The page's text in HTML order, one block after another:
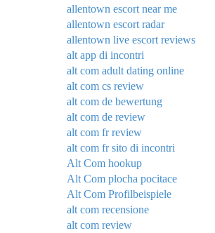
allentown escort near me
allentown escort radar
allentown live escort reviews
alt app di incontri
alt com adult dating online
alt com cs review
alt com de bewertung
alt com de review
alt com fr review
alt com fr sito di incontri
Alt Com hookup
Alt Com plocha pocitace
Alt Com Profilbeispiele
alt com recensione
alt com review